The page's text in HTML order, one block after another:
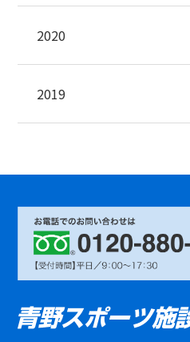
2020
2019